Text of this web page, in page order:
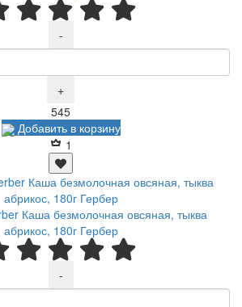
-
+
545Р
Добавить в корзину
1
Каша безмолочная овсяная, тыква
абрикос, 180г Гербер
-